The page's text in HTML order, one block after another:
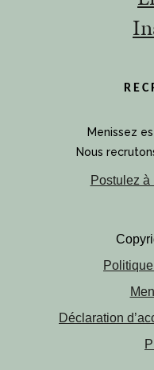
Menissez
Nous
Postulez à
Déclaration